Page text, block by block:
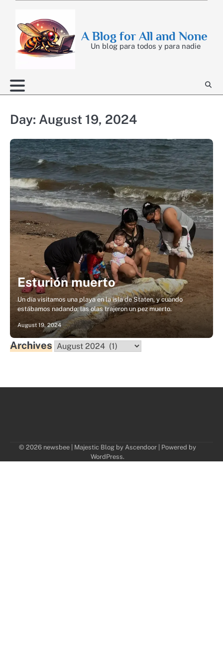
content
A Blog for All and None
Un blog para todos y para nadie
Day: August 19, 2024
Esturión muerto
Un día visitamos una playa en la isla de Staten, y cuando
estábamos nadando, las olas trajeron un pez muerto.
August 19, 2024
Archives Archives
© 2026 newsbee | Majestic Blog by Ascendoor | Powered by
WordPress.